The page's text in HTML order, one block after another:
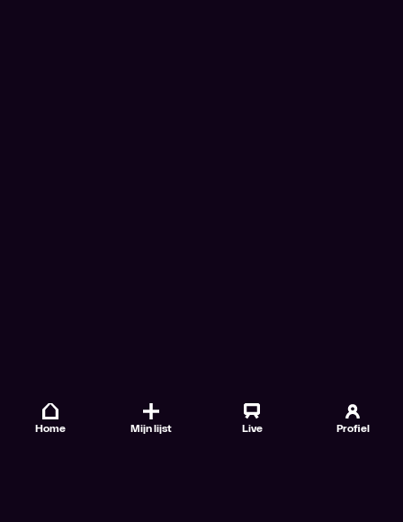
Home Mijn lijst Live Profiel